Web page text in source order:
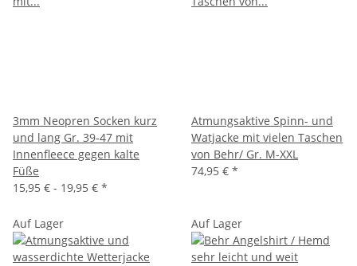
3mm Neopren Socken kurz
und lang Gr. 39-47 mit
Innenfleece gegen kalte
Füße
15,95 € - 19,95 € *
Atmungsaktive Spinn- und
Watjacke mit vielen Taschen
von Behr/ Gr. M-XXL
74,95 € *
Auf Lager Auf Lager